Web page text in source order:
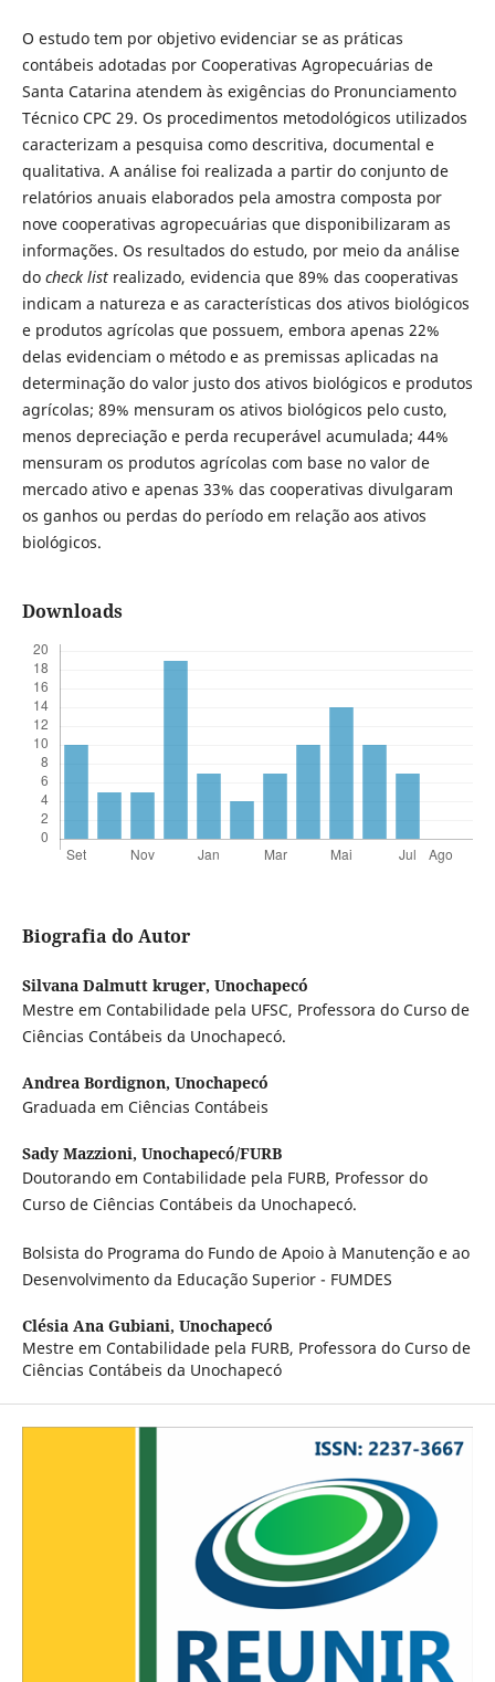
O estudo tem por objetivo evidenciar se as práticas
contábeis adotadas por Cooperativas Agropecuárias de
Santa Catarina atendem às exigências do Pronunciamento
Técnico CPC 29. Os procedimentos metodológicos utilizados
caracterizam a pesquisa como descritiva, documental e
qualitativa. A análise foi realizada a partir do conjunto de
relatórios anuais elaborados pela amostra composta por
nove cooperativas agropecuárias que disponibilizaram as
informações. Os resultados do estudo, por meio da análise
do check listrealizado, evidencia que 89% das cooperativas
indicam a natureza e as características dos ativos biológicos
e produtos agrícolas que possuem, embora apenas 22%
delas evidenciam o método e as premissas aplicadas na
determinação do valor justo dos ativos biológicos e produtos
agrícolas; 89% mensuram os ativos biológicos pelo custo,
menos depreciação e perda recuperável acumulada; 44%
mensuram os produtos agrícolas com base no valor de
mercado ativo e apenas 33% das cooperativas divulgaram
os ganhos ou perdas do período em relação aos ativos
biológicos.
Downloads
Biografia do Autor
Silvana Dalmutt kruger, Unochapecó
Mestre em Contabilidade pela UFSC, Professora do Curso de
Ciências Contábeis da Unochapecó.
Andrea Bordignon, Unochapecó
Graduada em Ciências Contábeis
Sady Mazzioni, Unochapecó/FURB
Doutorando em Contabilidade pela FURB, Professor do
Curso de Ciências Contábeis da Unochapecó.
Bolsista do Programa do Fundo de Apoio à Manutenção e ao
Desenvolvimento da Educação Superior - FUMDES
Clésia Ana Gubiani, Unochapecó
Mestre em Contabilidade pela FURB, Professora do Curso de
Ciências Contábeis da Unochapecó